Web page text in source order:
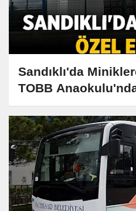
Sandıklı'da
TOBB